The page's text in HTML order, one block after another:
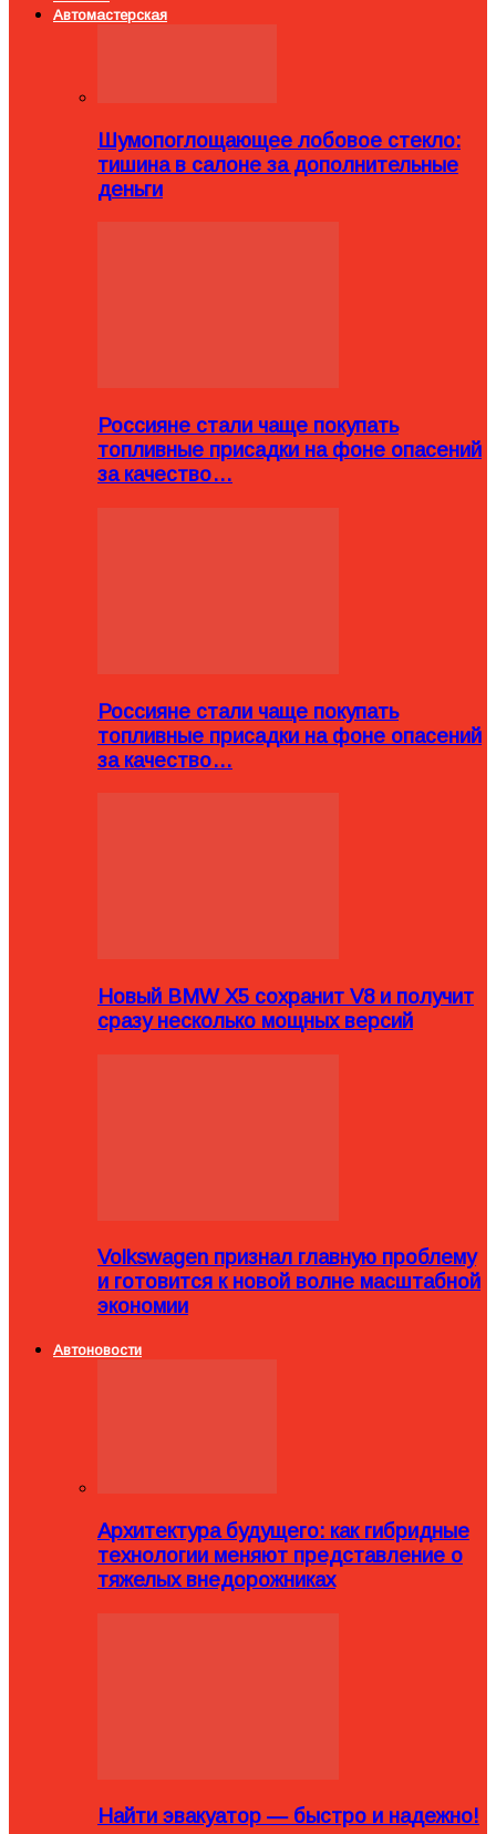
Автомастерская
Шумопоглощающее лобовое стекло:
тишина в салоне за дополнительные
деньги
Россияне стали чаще покупать
топливные присадки на фоне опасений
за качество…
Россияне стали чаще покупать
топливные присадки на фоне опасений
за качество…
Новый BMW X5 сохранит V8 и получит
сразу несколько мощных версий
Volkswagen признал главную проблему
и готовится к новой волне масштабной
экономии
Автоновости
Архитектура будущего: как гибридные
технологии меняют представление о
тяжелых внедорожниках
Найти эвакуатор — быстро и надежно!